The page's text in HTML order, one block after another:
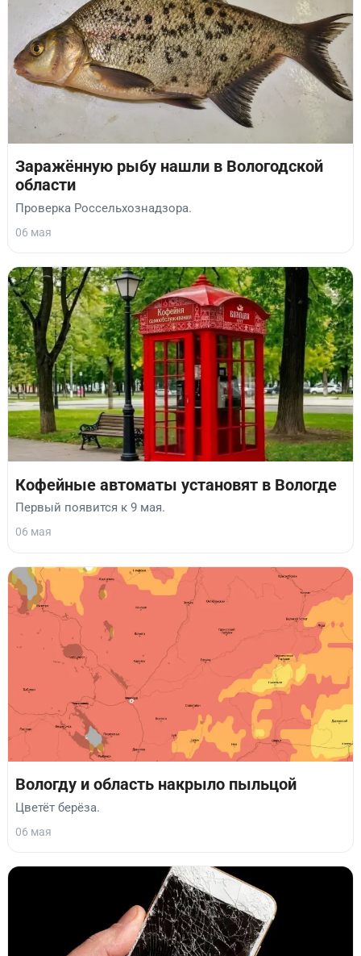
Заражённую рыбу нашли в Вологодской
области
Проверка Россельхознадзора.
06 мая
Кофейные автоматы установят в Вологде
Первый появится к 9 мая.
06 мая
Вологду и область накрыло пыльцой
Цветёт берёза.
06 мая